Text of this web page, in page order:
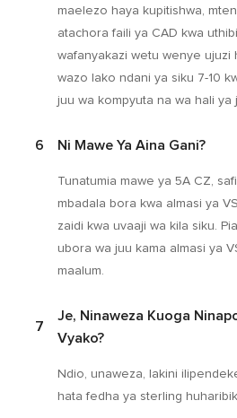
maelezo haya kupitishwa,
atachora faili ya CAD kwa
wafanyakazi wetu wenye ujuzi
wazo lako ndani ya siku 7-10
juu wa kompyuta na wa hali ya
6 Ni Mawe Ya Aina Gani?
Tunatumia mawe ya 5A CZ,
mbadala bora kwa almasi ya
zaidi kwa uvaaji wa kila siku.
ubora wa juu kama almasi ya
maalum.
7
Je, Ninaweza Kuoga
Vyako?
Ndio, unaweza, lakini
hata fedha ya sterling